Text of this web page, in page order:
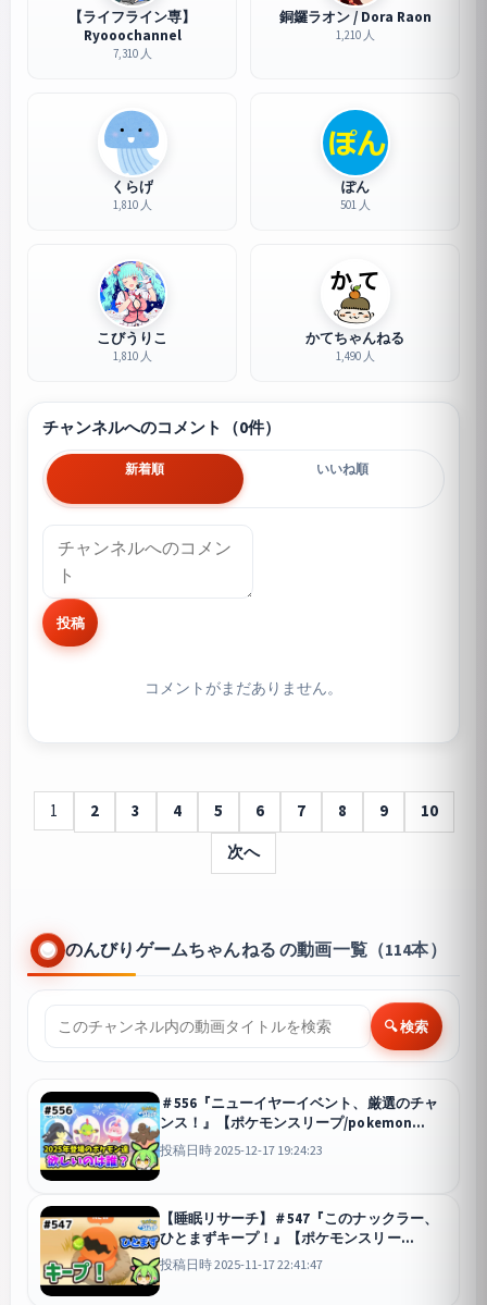
【ライフライン専】
Ryooochannel
7,310 人
銅鑼ラオン / Dora Raon
1,210 人
くらげ
1,810 人
ぽん
501 人
こびうりこ
1,810 人
かてちゃんねる
1,490 人
チャンネルへのコメント（0件）
新着順 いいね順
投稿
コメントがまだありません。
1 2 3 4 5 6 7 8 9
10
次へ
のんびりゲームちゃんねる の動画一覧（114本）
🔍 検索
＃556『ニューイヤーイベント、厳選のチャ
ンス！』【ポケモンスリープ/pokemon
sleep】【無課金ゴプラ勢】【ゆっくり実況
ずんだもん】
投稿日時 2025-12-17 19:24:23
【睡眠リサーチ】＃547『このナックラー、
ひとまずキープ！』【ポケモンスリー
プ/pokemon sleep】【無課金ゴプラ勢】
【ゆっくり実況ずんだもん】
投稿日時 2025-11-17 22:41:47